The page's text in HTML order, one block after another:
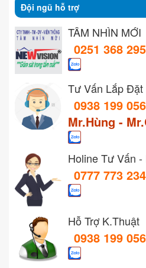
Đội ngũ hỗ trợ
TẦM NHÌN MỚI
0251 368
Tư Vấn Lắp Đặt
0938 199 056
Mr.Hùng -
Holine Tư Vấn -
0777 773 234
Hỗ Trợ K.Thuật
0938 199 056